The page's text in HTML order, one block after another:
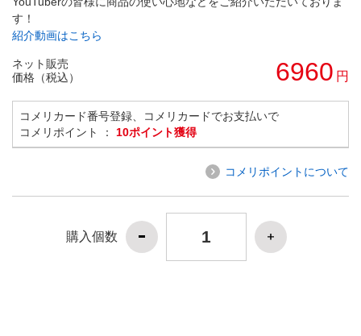
す！
紹介動画はこちら
ネット販売
価格（税込）
6960 円
コメリカード番号登録、コメリカードでお支払いで
コメリポイント ： 10ポイント獲得
コメリポイントについて
購入個数